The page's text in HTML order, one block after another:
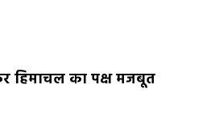
हिमाचल का पक्ष मजबूत